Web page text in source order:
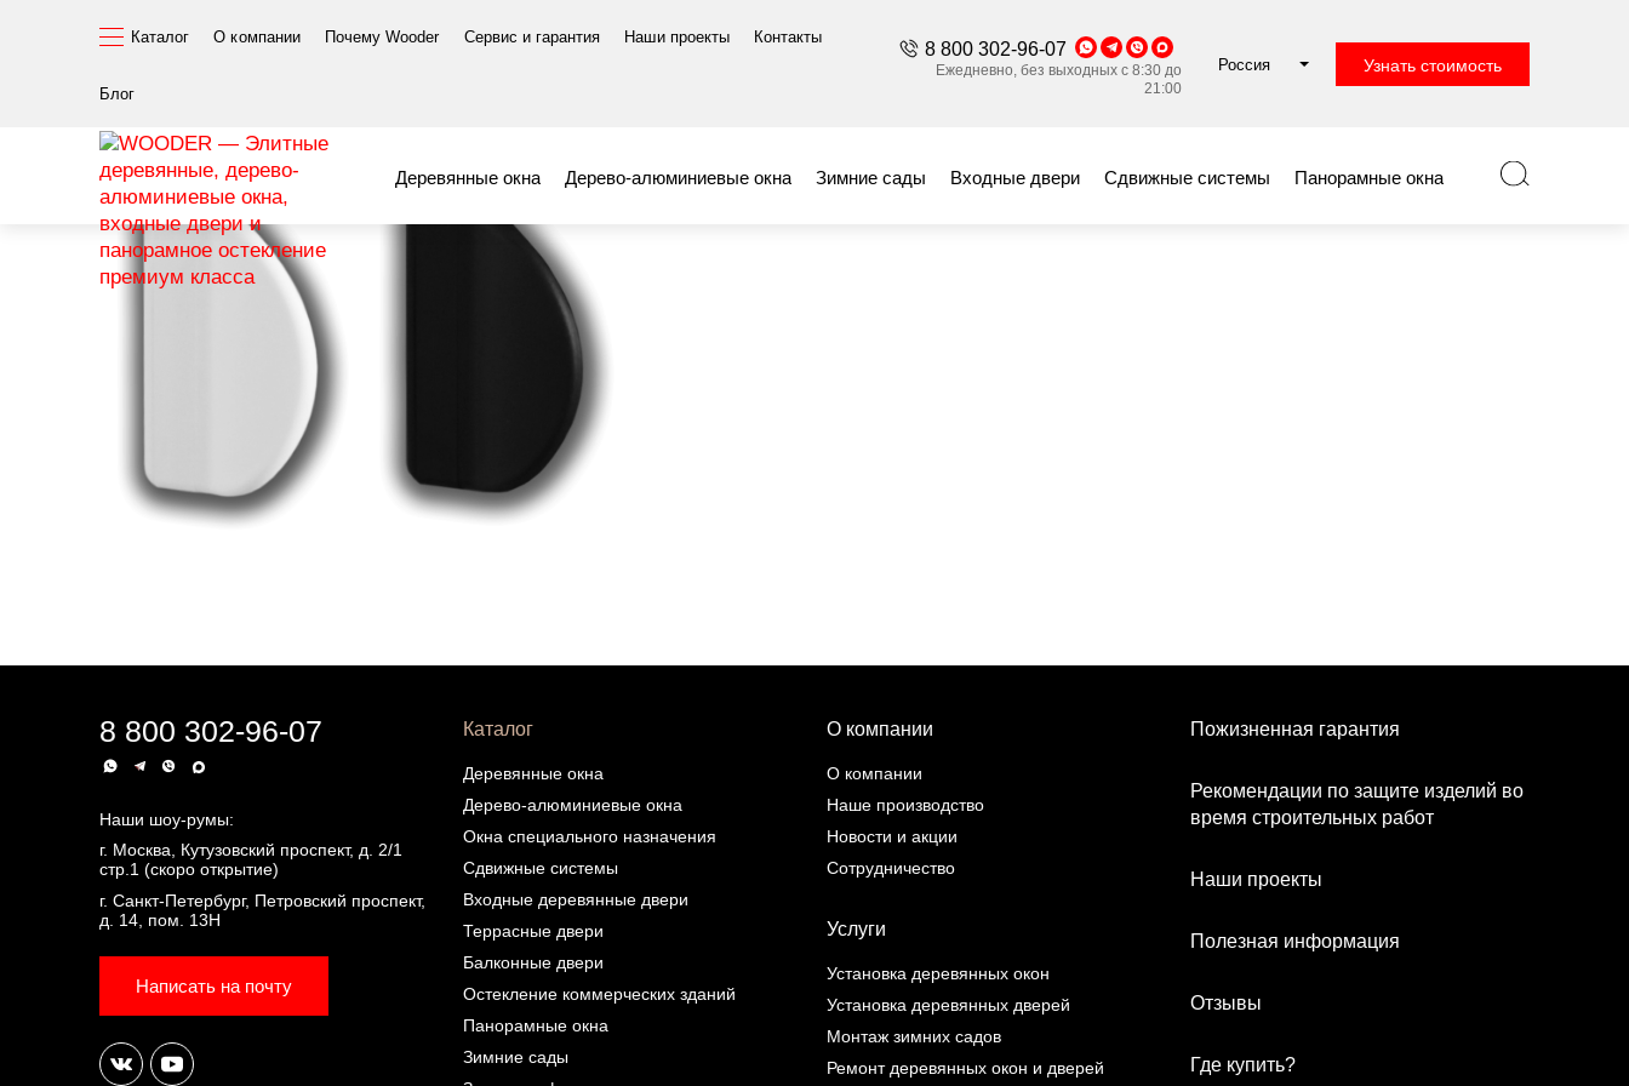
Каталог О компании Почему Wooder Сервис и гарантия Наши проекты Контакты
Блог
8 800 302-96-07
Ежедневно, без выходных с 8:30 до
21:00
Россия Узнать стоимость
Деревянные окна Дерево-алюминиевые окна Зимние сады Входные двери Сдвижные системы Панорамные окна
Обратная ручка балконная
Обратная ручка балконная
8 800 302-96-07
Наши шоу-румы:
г. Москва, Кутузовский проспект, д. 2/1
стр.1 (скоро открытие)
г. Санкт-Петербург, Петровский проспект,
д. 14, пом. 13Н
Написать на почту
Каталог
Деревянные окна
Дерево-алюминиевые окна
Окна специального назначения
Сдвижные системы
Входные деревянные двери
Террасные двери
Балконные двери
Остекление коммерческих зданий
Панорамные окна
Зимние сады
О компании
О компании
Наше производство
Новости и акции
Сотрудничество
Услуги
Установка деревянных окон
Установка деревянных дверей
Монтаж зимних садов
Ремонт деревянных окон и дверей
Пожизненная гарантия
Рекомендации по защите изделий во
время строительных работ
Наши проекты
Полезная информация
Отзывы
Где купить?